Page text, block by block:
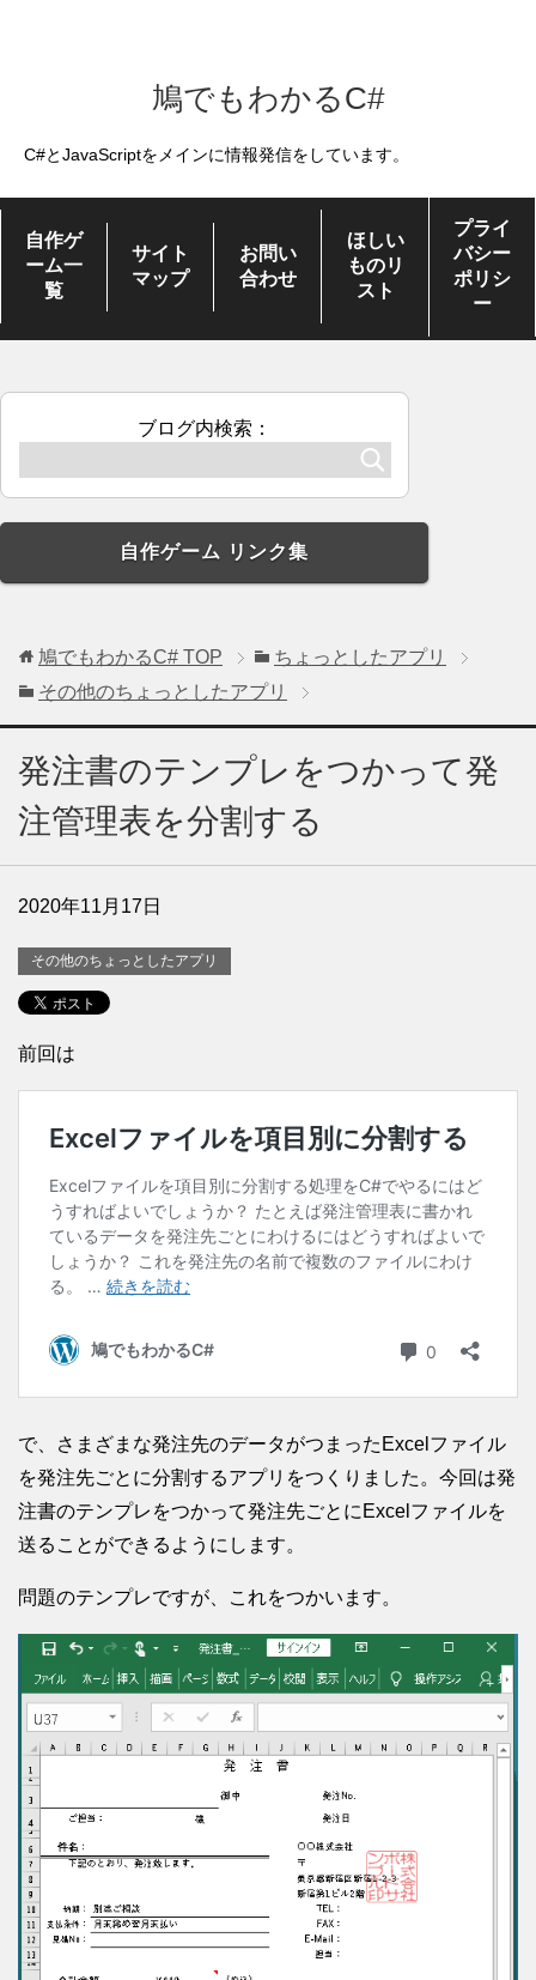
鳩でもわかるC#
C#とJavaScriptをメインに情報発信をしています。
自作ゲ
ーム一
覧
サイト
マップ
お問い
合わせ
ほしい
ものリ
スト
プライ
バシー
ポリシ
ー
ブログ内検索：
自作ゲーム リンク集
鳩でもわかるC# TOP
ちょっとしたアプリ
その他のちょっとしたアプリ
発注書のテンプレをつかって発
注管理表を分割する
2020年11月17日
その他のちょっとしたアプリ
前回は
で、さまざまな発注先のデータがつまったExcelファイル
を発注先ごとに分割するアプリをつくりました。今回は発
注書のテンプレをつかって発注先ごとにExcelファイルを
送ることができるようにします。
問題のテンプレですが、これをつかいます。